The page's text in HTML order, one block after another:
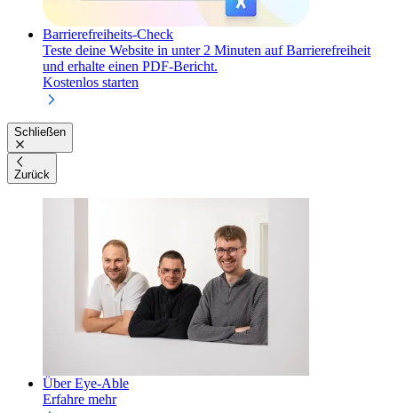
Barrierefreiheits-Check
Teste deine Website in unter 2 Minuten auf Barrierefreiheit
und erhalte einen PDF-Bericht.
Kostenlos starten
Schließen
Zurück
Über Eye-Able
Erfahre mehr